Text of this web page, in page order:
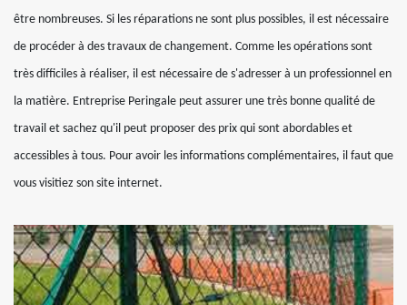
être nombreuses. Si les réparations ne sont plus possibles, il est nécessaire
de procéder à des travaux de changement. Comme les opérations sont
très difficiles à réaliser, il est nécessaire de s'adresser à un professionnel en
la matière. Entreprise Peringale peut assurer une très bonne qualité de
travail et sachez qu'il peut proposer des prix qui sont abordables et
accessibles à tous. Pour avoir les informations complémentaires, il faut que
vous visitiez son site internet.